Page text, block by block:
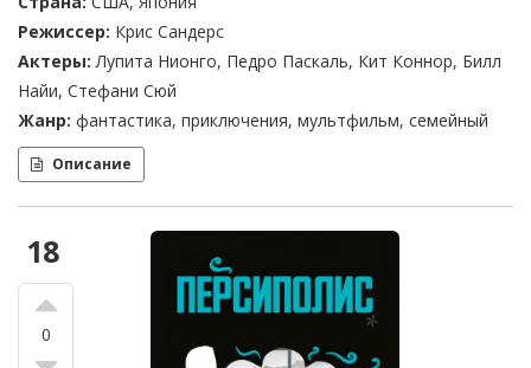
Режиссер: Крис Сандерс
Актеры: Лупита Нионго, Педро Паскаль, Кит Коннор, Билл
Найи, Стефани Сюй
Жанр: фантастика, приключения, мультфильм, семейный
Описание
18
0